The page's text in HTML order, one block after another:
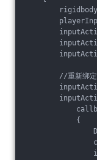
rigidbody =
playerInput =
inputActions
//重新绑定
callback
{